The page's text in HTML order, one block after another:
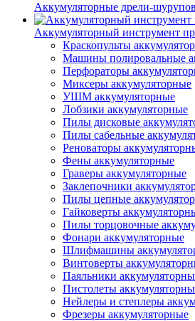
Аккумуляторные дрели-
Аккумуляторный инструмент
Краскопульты
Машины полировальные
Перфораторы
Миксеры аккумуляторные
УШМ аккумуляторные
Лобзики аккумуляторные
Пилы дисковые
Пилы сабельные
Реноваторы
Фены аккумуляторные
Граверы аккумуляторные
Заклепочники
Пилы цепные
Гайковерты
Пилы торцовочные
Фонари аккумуляторные
Шлифмашины
Винтоверты
Паяльники
Пистолеты
Нейлеры и степлеры
Фрезеры аккумуляторные